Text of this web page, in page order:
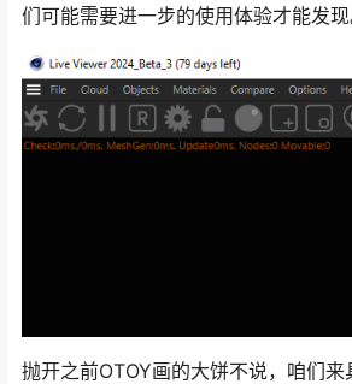
们可能需要进一步的使用体验才能发现
抛开之前OTOY画的大饼不说，咱们